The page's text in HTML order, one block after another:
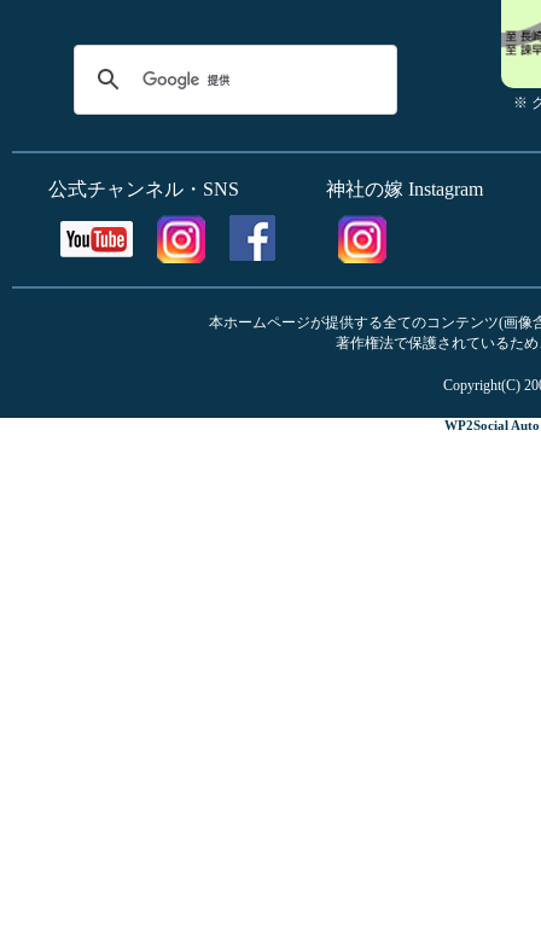
※
公式チャンネル・SNS 神社の嫁 Instagram
本ホームページが提供する全てのコンテンツ(画
著作権法で保護されているた
Copyright(C)
WP2Social